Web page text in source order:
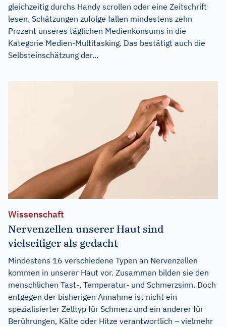
gleichzeitig durchs Handy scrollen oder eine Zeitschrift
lesen. Schätzungen zufolge fallen mindestens zehn
Prozent unseres täglichen Medienkonsums in die
Kategorie Medien-Multitasking. Das bestätigt auch die
Selbsteinschätzung der...
Wissenschaft
Nervenzellen unserer Haut sind
vielseitiger als gedacht
Mindestens 16 verschiedene Typen an Nervenzellen
kommen in unserer Haut vor. Zusammen bilden sie den
menschlichen Tast-, Temperatur- und Schmerzsinn. Doch
entgegen der bisherigen Annahme ist nicht ein
spezialisierter Zelltyp für Schmerz und ein anderer für
Berührungen, Kälte oder Hitze verantwortlich – vielmehr